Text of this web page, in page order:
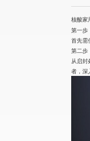
核酸家
第一歩
首先需
第二歩
从启封
者，深